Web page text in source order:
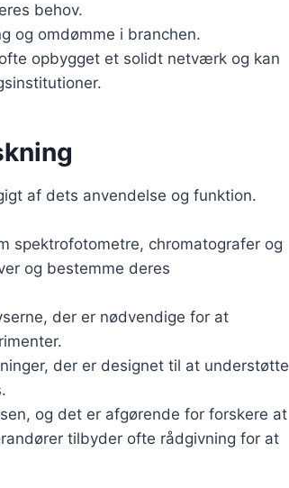
behov.
og omdømme i branchen.
opbygget et solidt netværk og kan
af dets anvendelse og funktion.
spektrofotometre, chromatografer og
og bestemme deres
der er nødvendige for at
der er designet til at understøtte
og det er afgørende for forskere at
tilbyder ofte rådgivning for at